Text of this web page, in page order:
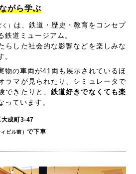
がら学ぶ
） は、鉄道・歴史・教育をコンセプ
鉄道ミュージアム。
らした社会的な影響などを楽しみな
。
物の車両が41両も展示されているほ
ラマが見られたり、シミュレータで
できたりと、 鉄道好きでなくても楽
っています。
大成町3-47
ィビル前）で下車